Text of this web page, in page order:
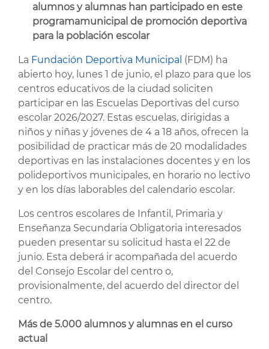
alumnos y alumnas han participado en este
programamunicipal de promoción deportiva
para la población escolar
La Fundación Deportiva Municipal (FDM) ha
abierto hoy, lunes 1 de junio, el plazo para que los
centros educativos de la ciudad soliciten
participar en las Escuelas Deportivas del curso
escolar 2026/2027. Estas escuelas, dirigidas a
niños y niñas y jóvenes de 4 a 18 años, ofrecen la
posibilidad de practicar más de 20 modalidades
deportivas en las instalaciones docentes y en los
polideportivos municipales, en horario no lectivo
y en los días laborables del calendario escolar.
Los centros escolares de Infantil, Primaria y
Enseñanza Secundaria Obligatoria interesados
pueden presentar su solicitud hasta el 22 de
junio. Esta deberá ir acompañada del acuerdo
del Consejo Escolar del centro o,
provisionalmente, del acuerdo del director del
centro.
Más de 5.000 alumnos y alumnas en el curso
actual